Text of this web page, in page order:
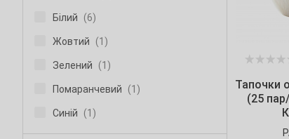
Білий (6)
Жовтий (1)
Зелений (1)
Помаранчевий (1)
Синій (1)
Тапочки
(25